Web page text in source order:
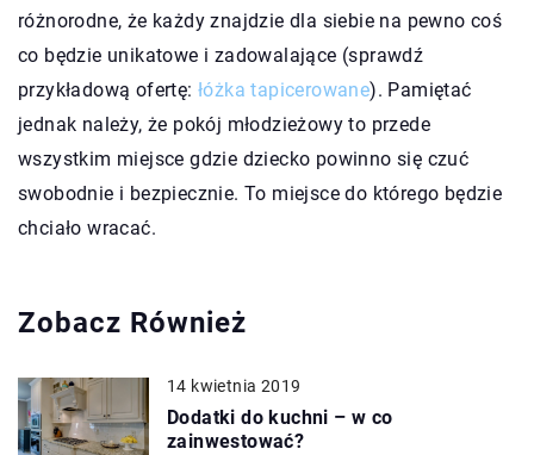
różnorodne, że każdy znajdzie dla siebie na pewno coś
co będzie unikatowe i zadowalające (sprawdź
przykładową ofertę: łóżka tapicerowane). Pamiętać
jednak należy, że pokój młodzieżowy to przede
wszystkim miejsce gdzie dziecko powinno się czuć
swobodnie i bezpiecznie. To miejsce do którego będzie
chciało wracać.
Zobacz Również
14 kwietnia 2019
Dodatki do kuchni – w co
zainwestować?